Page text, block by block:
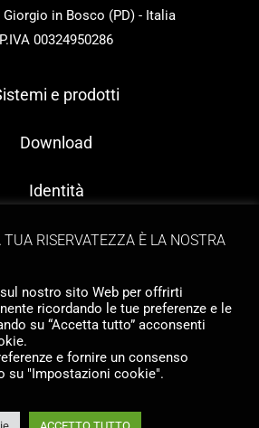
Giorgio in Bosco (PD) - Italia
P.IVA 00324950286
e prodotti
Download
Identità
Contatti
© 2026 Tailormade Stocco
byBabel Studio
TUA RISERVATEZZA È LA NOSTRA
nostro sito Web per offrirti
ricordando le tue preferenze e le
su “Accetta tutto” acconsenti
e fornire un consenso
su "Impostazioni cookie".